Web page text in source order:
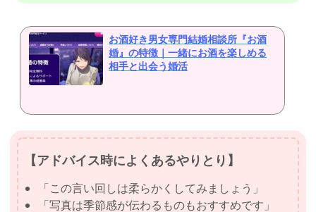
お酒好き男女専門結婚相談所『お酒
婚』の特徴｜一緒にお酒を楽しめる
相手と出会う婚活
【アドバイス時によくあるやりとり】
「この言い回しは柔らかくしてみましょう」
「写真は季節感が伝わるものもおすすめです」